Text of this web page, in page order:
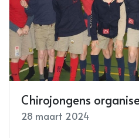
Chirojongens
28 maart 2024